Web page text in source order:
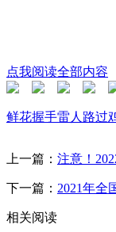
点我阅读全部内容
鲜花握手雷人 路过
上一篇： 注意！
下一篇： 2021年全
相关阅读